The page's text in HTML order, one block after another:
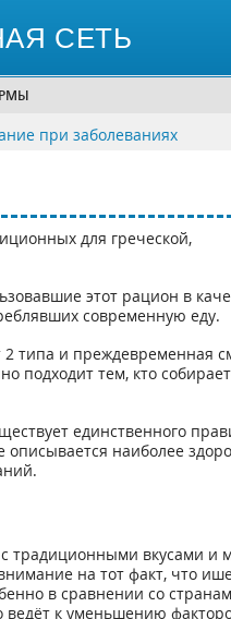
СЕТЬ
при заболеваниях
для греческой,
этот рацион в
современную еду.
типа и преждевременная
подходит тем, кто
единственного
описывается наиболее
традиционными вкусами
на тот факт, что
в сравнении со
к уменьшению